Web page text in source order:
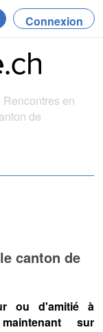
Connexion
Rencontres en
de
canton de
ou d'amitié à
sur